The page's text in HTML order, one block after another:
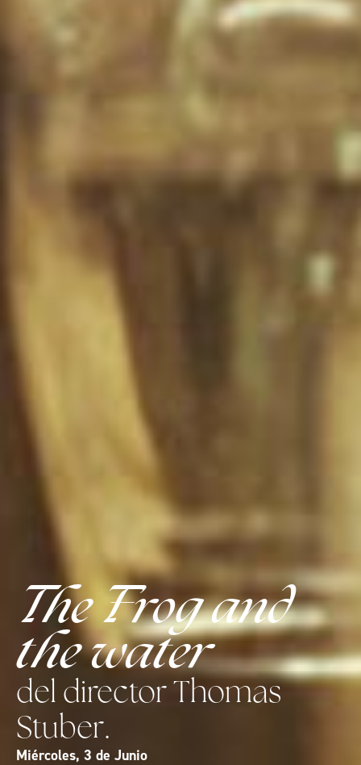
The Frog and
the water
del director Thomas
Stuber.
Miércoles, 3 de Junio